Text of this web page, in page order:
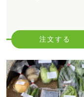
注文する